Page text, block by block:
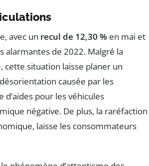
avec un recul de 12,30 % en mai et
alarmantes de 2022. Malgré la
cette situation laisse planer un
causée par les
d’aides pour les véhicules
négative. De plus, la raréfaction
laisse les consommateurs